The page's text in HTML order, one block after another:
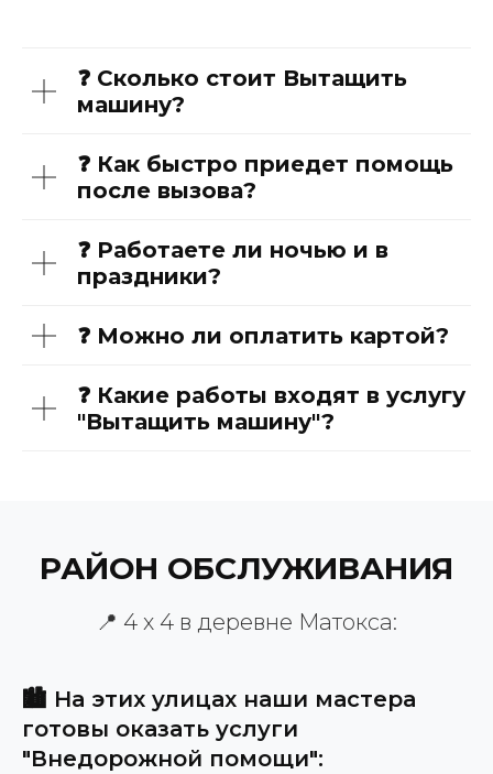
❓ Сколько стоит Вытащить
машину?
❓ Как быстро приедет помощь
после вызова?
❓ Работаете ли ночью и в
праздники?
❓ Можно ли оплатить картой?
❓ Какие работы входят в услугу
"Вытащить машину"?
РАЙОН ОБСЛУЖИВАНИЯ
📍 4 х 4 в деревне Матокса:
🏙️ На этих улицах наши мастера
готовы оказать услуги
"Внедорожной помощи":